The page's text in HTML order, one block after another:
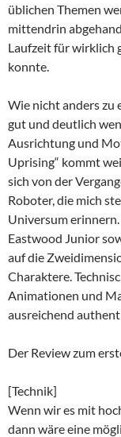
üblichen Themen
mittendrin
Laufzeit für wirklich
konnte.
Wie nicht anders zu
gut und deutlich
Ausrichtung und
Uprising“ kommt
sich von der
Roboter, die mich
Universum
Eastwood Junior
auf die
Charaktere.
Animationen und
ausreichend
Der Review zum
[Technik]
Wenn wir es mit
dann wäre eine